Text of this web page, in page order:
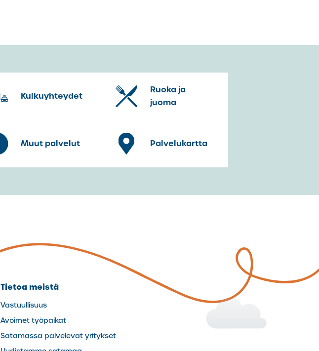
Kulkuyhteydet
Ruoka ja
juoma
Muut palvelut Palvelukartta
Tietoa meistä
Vastuullisuus
Avoimet työpaikat
Satamassa palvelevat yritykset